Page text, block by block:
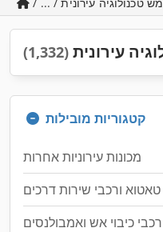
עירונית (1,332)
קטגוריות מובילות
מכונות עירוניות אחרות
טאטוא ורכבי שירות דרכים
רכבי כיבוי אש ואמבולנסים